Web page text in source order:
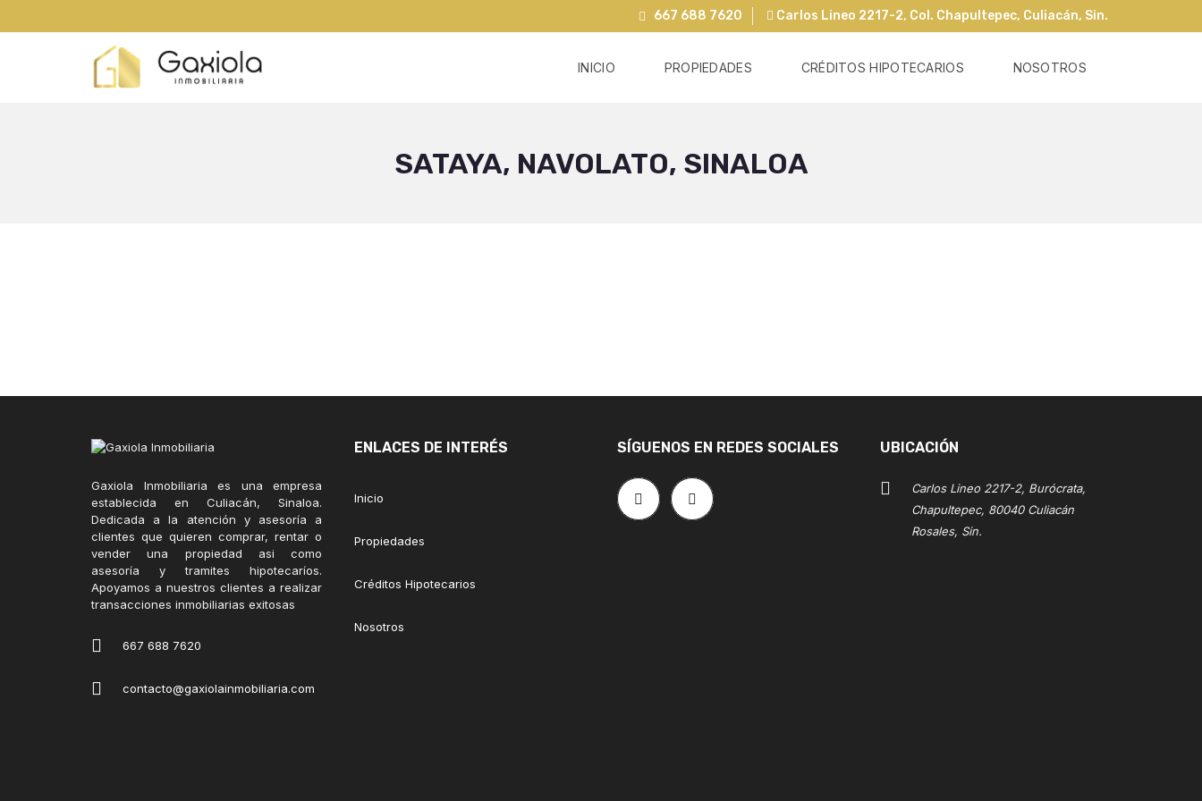
667 688 7620 Carlos Lineo 2217-2, Col. Chapultepec, Culiacán, Sin.
INICIO PROPIEDADES CRÉDITOS HIPOTECARIOS NOSOTROS
SATAYA, NAVOLATO, SINALOA
Gaxiola Inmobiliaria es una empresa
establecida en Culiacán, Sinaloa.
Dedicada a la atención y asesoría a
clientes que quieren comprar, rentar o
vender una propiedad asi como
asesoría y tramites hipotecaríos.
Apoyamos a nuestros clientes a realizar
transacciones inmobiliarias exitosas
667 688 7620
contacto@gaxiolainmobiliaria.com
ENLACES DE INTERÉS
Inicio
Propiedades
Créditos Hipotecarios
Nosotros
SÍGUENOS EN REDES SOCIALES UBICACIÓN
Carlos Lineo 2217-2, Burócrata,
Chapultepec, 80040 Culiacán
Rosales, Sin.